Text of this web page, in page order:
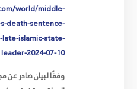
world/middle-
death-sentence-
islamic-state-
leader-2024-07-10
وفقًا لبيان صادر عن